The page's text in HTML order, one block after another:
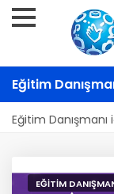
Eğitim
Eğitim
EĞITIM